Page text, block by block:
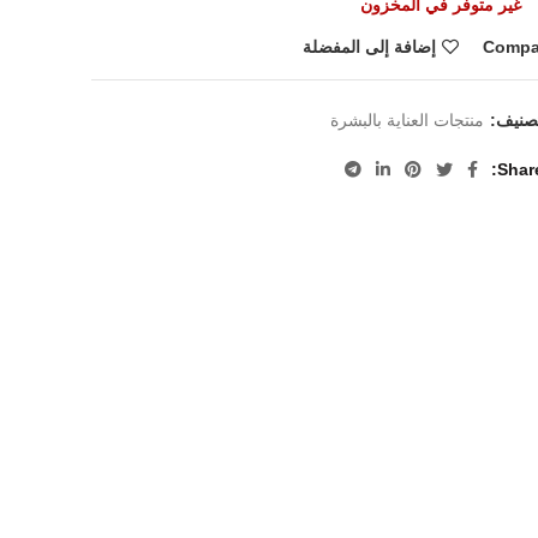
غير متوفر في المخزون
إضافة إلى المفضلة
منتجات العناية بالبشرة